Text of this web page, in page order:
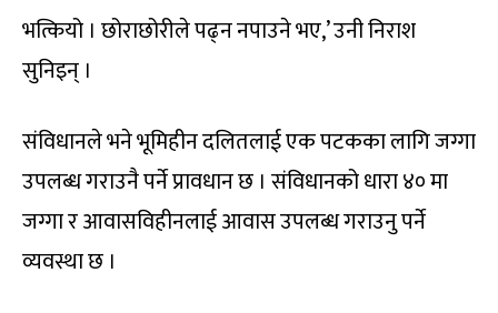
भत्कियो । छोराछोरीले पढ्न नपाउने भए,’ उनी निराश
सुनिइन् ।
संविधानले भने भूमिहीन दलितलाई एक पटकका लागि जग्गा
उपलब्ध गराउनै पर्ने प्रावधान छ । संविधानको धारा ४० मा
जग्गा र आवासविहीनलाई आवास उपलब्ध गराउनु पर्ने
व्यवस्था छ ।